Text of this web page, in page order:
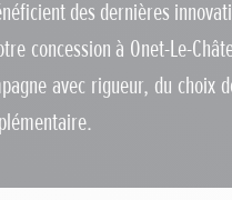
des dernières
concession à Onet-Le-
avec rigueur, du choix